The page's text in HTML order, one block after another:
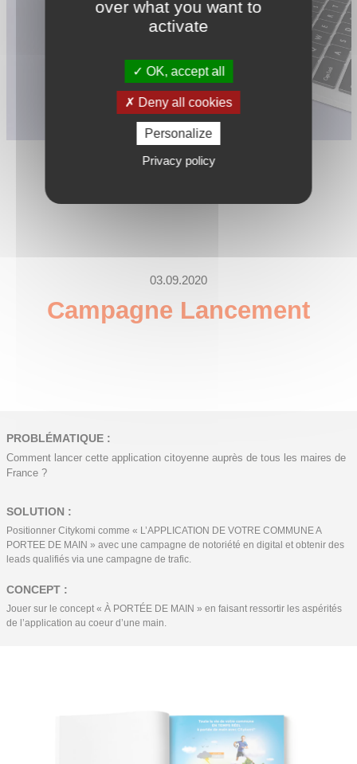
03.09.2020
Campagne Lancement
PROBLÉMATIQUE :
Comment lancer cette application citoyenne auprès de tous les maires de
France ?
SOLUTION :
Positionner Citykomi comme « L’APPLICATION DE VOTRE COMMUNE A
PORTEE DE MAIN » avec une campagne de notoriété en digital et obtenir des
leads qualifiés via une campagne de trafic.
CONCEPT :
Jouer sur le concept « À PORTÉE DE MAIN » en faisant ressortir les aspérités
de l’application au coeur d’une main.
over what you want to
activate
OK, accept all
Deny all cookies
Personalize
Privacy policy